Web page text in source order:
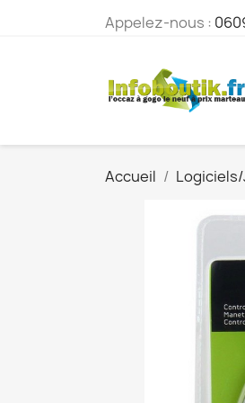
Appelez-nous :
Accueil